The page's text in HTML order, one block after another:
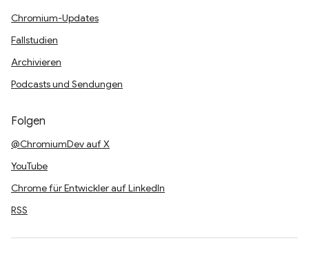
Chromium-Updates
Fallstudien
Archivieren
Podcasts und Sendungen
Folgen
@ChromiumDev auf X
YouTube
Chrome für Entwickler auf LinkedIn
RSS